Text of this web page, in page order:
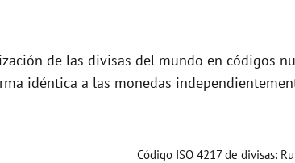
ide las divisas del mundo en códigos
idéntica a las monedas
Código ISO 4217 de divisas: